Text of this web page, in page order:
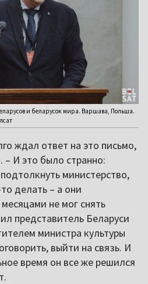
и беларусок мира. Варшава, Польша.
ждал ответ на это письмо,
– И это было странно:
министерство,
делать – а они
не мог снять
представитель Беларуси
министра культуры
выйти на связь. И
время он все же решился